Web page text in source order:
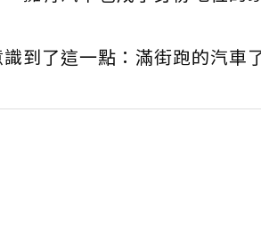
到了這一點：滿街跑的汽車